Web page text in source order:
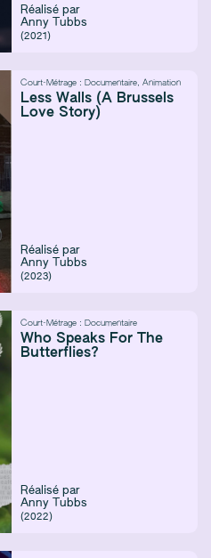
Réalisé par
Anny Tubbs
(2021)
Court-Métrage : Documentaire, Animation
Less Walls (A Brussels
Love Story)
Réalisé par
Anny Tubbs
(2023)
Court-Métrage : Documentaire
Who Speaks For The
Butterflies?
Réalisé par
Anny Tubbs
(2022)